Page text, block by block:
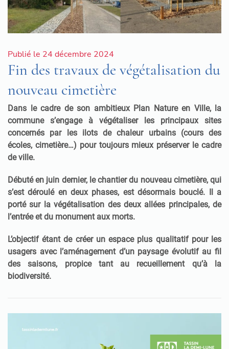
Publié le 24 décembre 2024
Fin des travaux de végétalisation du
nouveau cimetière
Dans le cadre de son ambitieux Plan Nature en Ville, la
commune s’engage à végétaliser les principaux sites
concernés par les ilots de chaleur urbains (cours des
écoles, cimetière…) pour toujours mieux préserver le cadre
de ville.
Débuté en juin dernier, le chantier du nouveau cimetière, qui
s’est déroulé en deux phases, est désormais bouclé. Il a
porté sur la végétalisation des deux allées principales, de
l’entrée et du monument aux morts.
L’objectif étant de créer un espace plus qualitatif pour les
usagers avec l’aménagement d’un paysage évolutif au fil
des saisons, propice tant au recueillement qu’à la
biodiversité.